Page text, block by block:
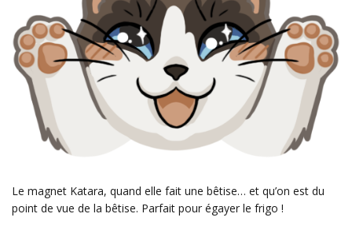
Le magnet Katara, quand elle fait une bêtise… et qu’on est du
point de vue de la bêtise. Parfait pour égayer le frigo !